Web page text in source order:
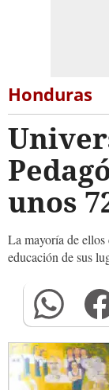
Honduras
unos
La mayoría de ellos
educación de sus